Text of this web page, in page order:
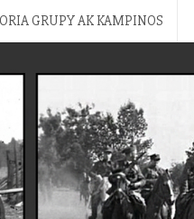
GRUPY AK KAMPINOS